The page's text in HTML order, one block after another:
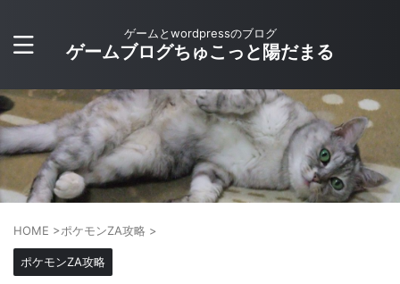
ゲームとwordpressのブログ
ゲームブログちゅこっと陽だまる
HOME >ポケモンZA攻略 >
ポケモンZA攻略